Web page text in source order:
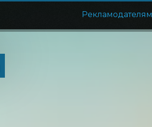
Рекламодателям